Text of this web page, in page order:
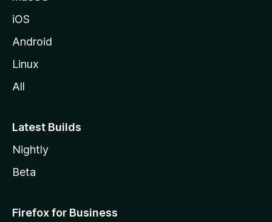
iOS
Android
Linux
All
Latest Builds
Nightly
Beta
Firefox for Business